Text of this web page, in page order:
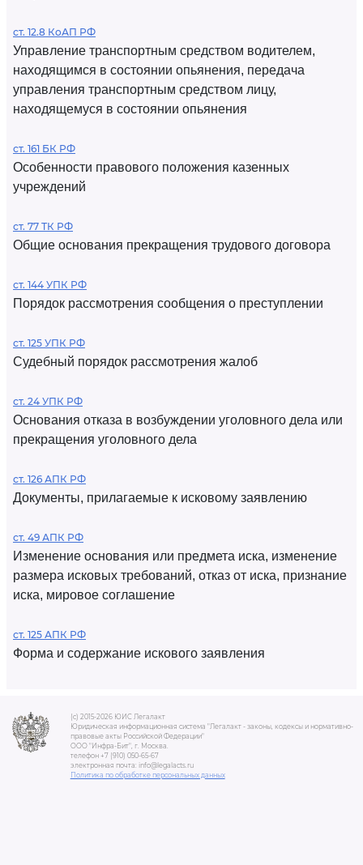
ст. 12.8 КоАП РФ
Управление транспортным средством водителем,
находящимся в состоянии опьянения, передача
управления транспортным средством лицу,
находящемуся в состоянии опьянения
ст. 161 БК РФ
Особенности правового положения казенных
учреждений
ст. 77 ТК РФ
Общие основания прекращения трудового договора
ст. 144 УПК РФ
Порядок рассмотрения сообщения о преступлении
ст. 125 УПК РФ
Судебный порядок рассмотрения жалоб
ст. 24 УПК РФ
Основания отказа в возбуждении уголовного дела или
прекращения уголовного дела
ст. 126 АПК РФ
Документы, прилагаемые к исковому заявлению
ст. 49 АПК РФ
Изменение основания или предмета иска, изменение
размера исковых требований, отказ от иска, признание
иска, мировое соглашение
ст. 125 АПК РФ
Форма и содержание искового заявления
(c) 2015-2026 ЮИС Легалакт
Юридическая информационная система "Легалакт - законы, кодексы и нормативно-
правовые акты Российской Федерации"
ООО "Инфра-Бит", г. Москва.
телефон +7 (910) 050-65-67
электронная почта: info@legalacts.ru
Политика по обработке персональных данных